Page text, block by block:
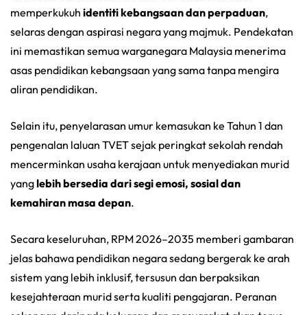
memperkukuh identiti kebangsaan dan perpaduan,
selaras dengan aspirasi negara yang majmuk. Pendekatan
ini memastikan semua warganegara Malaysia menerima
asas pendidikan kebangsaan yang sama tanpa mengira
aliran pendidikan.
Selain itu, penyelarasan umur kemasukan ke Tahun 1 dan
pengenalan laluan TVET sejak peringkat sekolah rendah
mencerminkan usaha kerajaan untuk menyediakan murid
yanglebih bersedia dari segi emosi, sosial dan
kemahiran masa depan.
Secara keseluruhan, RPM 2026–2035 memberi gambaran
jelas bahawa pendidikan negara sedang bergerak ke arah
sistem yang lebih inklusif, tersusun dan berpaksikan
kesejahteraan murid serta kualiti pengajaran. Peranan